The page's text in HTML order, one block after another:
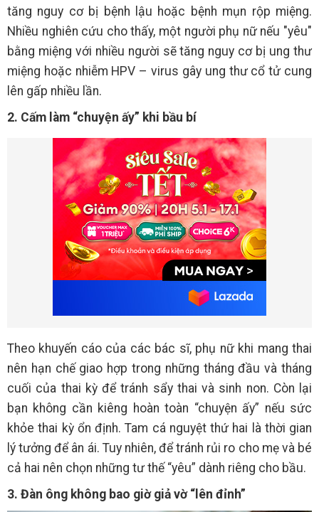
tăng nguy cơ bị bệnh lậu hoặc bệnh mụn rộp miệng.
Nhiều nghiên cứu cho thấy, một người phụ nữ nếu "yêu"
bằng miệng với nhiều người sẽ tăng nguy cơ bị ung thư
miệng hoặc nhiễm HPV – virus gây ung thư cổ tử cung
lên gấp nhiều lần.
2. Cấm làm “chuyện ấy” khi bầu bí
Theo khuyến cáo của các bác sĩ, phụ nữ khi mang thai
nên hạn chế giao hợp trong những tháng đầu và tháng
cuối của thai kỳ để tránh sẩy thai và sinh non. Còn lại
bạn không cần kiêng hoàn toàn “chuyện ấy” nếu sức
khỏe thai kỳ ổn định. Tam cá nguyệt thứ hai là thời gian
lý tưởng để ân ái. Tuy nhiên, để tránh rủi ro cho mẹ và bé
cả hai nên chọn những tư thế “yêu” dành riêng cho bầu.
3. Đàn ông không bao giờ giả vờ “lên đỉnh”